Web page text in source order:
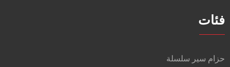
فئات
حزام سير سلسلة